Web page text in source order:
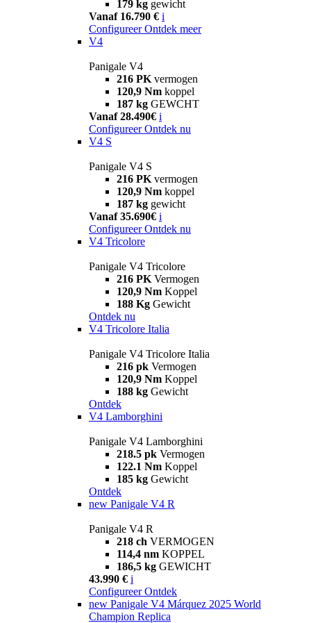
179 kg gewicht
Vanaf 16.790 € i
Configureer Ontdek meer
V4
Panigale V4
216 PK vermogen
120,9 Nm koppel
187 kg GEWCHT
Vanaf 28.490€ i
Configureer Ontdek nu
V4 S
Panigale V4 S
216 PK vermogen
120,9 Nm koppel
187 kg gewicht
Vanaf 35.690€ i
Configureer Ontdek nu
V4 Tricolore
Panigale V4 Tricolore
216 PK Vermogen
120,9 Nm Koppel
188 Kg Gewicht
Ontdek nu
V4 Tricolore Italia
Panigale V4 Tricolore Italia
216 pk Vermogen
120,9 Nm Koppel
188 kg Gewicht
Ontdek
V4 Lamborghini
Panigale V4 Lamborghini
218.5 pk Vermogen
122.1 Nm Koppel
185 kg Gewicht
Ontdek
new Panigale V4 R
Panigale V4 R
218 ch VERMOGEN
114,4 nm KOPPEL
186,5 kg GEWICHT
43.990 € i
Configureer Ontdek
new Panigale V4 Márquez 2025 World
Champion Replica